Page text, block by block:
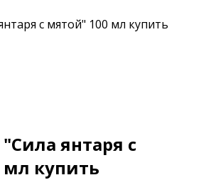
с мятой" 100 мл купить
янтаря с
купить